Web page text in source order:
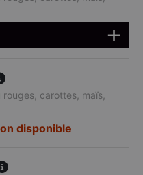
carottes, maïs,
disponible